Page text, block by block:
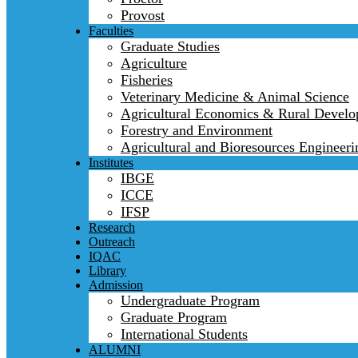
Provost
Faculties
Graduate Studies
Agriculture
Fisheries
Veterinary Medicine & Animal Science
Agricultural Economics & Rural
Forestry and Environment
Agricultural and Bioresources
Institutes
IBGE
ICCE
IFSP
Research
Outreach
IQAC
Library
Admission
Undergraduate Program
Graduate Program
International Students
ALUMNI